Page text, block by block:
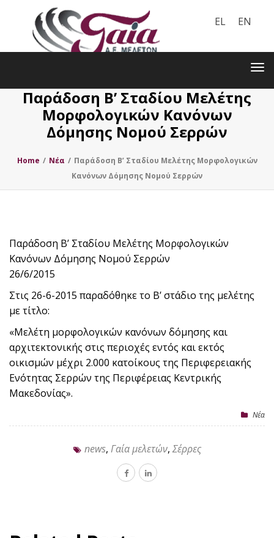
EL EN
Παράδοση Βʼ Σταδίου Μελέτης
Μορφολογικών Κανόνων
Δόμησης Νομού Σερρών
Home / Nέα / Παράδοση Βʼ Σταδίου Μελέτης Μορφολογικών
Κανόνων Δόμησης Νομού Σερρών
Παράδοση Βʼ Σταδίου Μελέτης Μορφολογικών
Κανόνων Δόμησης Νομού Σερρών
26/6/2015
Στις 26-6-2015 παραδόθηκε το Β’ στάδιο της μελέτης
με τίτλο:
«Μελέτη μορφολογικών κανόνων δόμησης και
αρχιτεκτονικής στις περιοχές εντός και εκτός
οικισμών μέχρι 2.000 κατοίκους της Περιφερειακής
Ενότητας Σερρών της Περιφέρειας Κεντρικής
Μακεδονίας».
Nέα
news, Γαία μελετών, Σέρρες